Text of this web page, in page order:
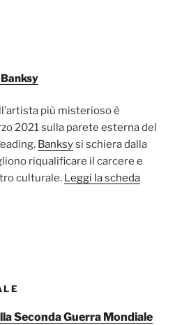
più misterioso è
2021 sulla parete esterna del
Banksysi schiera dalla
riqualificare il carcere e
culturale. Leggi la scheda
Seconda Guerra Mondiale